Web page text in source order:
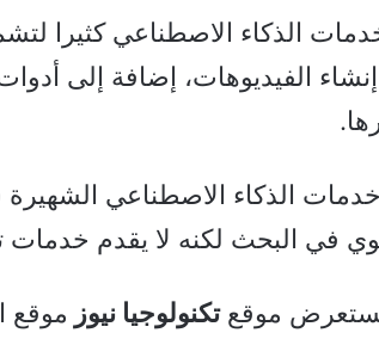
الذكاء الاصطناعي كثيرا
الفيديوهات، إضافة إلى
الذكاء الاصطناعي
في البحث لكنه لا يقدم خدمات
يستعرض موقعتكنولوجيا نيوز موقع